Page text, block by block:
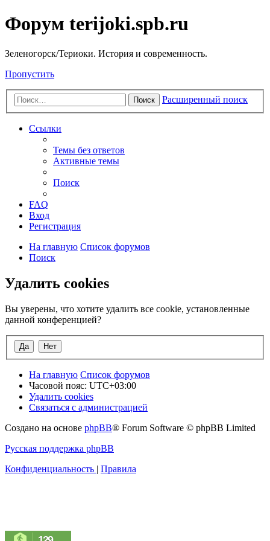
Форум terijoki.spb.ru
Зеленогорск/Териоки. История и современность.
Пропустить
Поиск Расширенный поиск
Ссылки
Темы без ответов
Активные темы
Поиск
FAQ
Вход
Регистрация
На главную Список форумов
Поиск
Удалить cookies
Вы уверены, что хотите удалить все cookie, установленные
данной конференцией?
На главную Список форумов
Часовой пояс: UTC+03:00
Удалить cookies
Связаться с администрацией
Создано на основе phpBB® Forum Software © phpBB Limited
Русская поддержка phpBB
Конфиденциальность | Правила